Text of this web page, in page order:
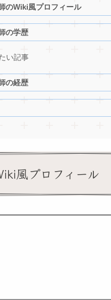
のWiki風プロフィール
の学歴
い記事
の経歴
風プロフィール